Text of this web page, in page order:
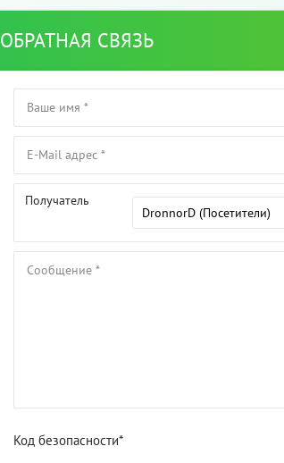
ОБРАТНАЯ СВЯЗЬ
Получатель
Код безопасности*